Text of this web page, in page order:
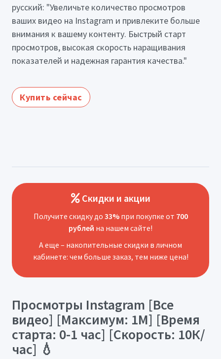
русский: "Увеличьте количество просмотров
ваших видео на Instagram и привлеките больше
внимания к вашему контенту. Быстрый старт
просмотров, высокая скорость наращивания
показателей и надежная гарантия качества."
Купить сейчас
Скидки и акции
Получите скидку до 33%при покупке от 700
рублей на нашем сайте!
А еще – накопительные скидки в личном
кабинете: чем больше заказ, тем ниже цена!
Просмотры Instagram [Все
видео] [Максимум: 1М] [Время
старта: 0-1 час] [Скорость: 10К/
час] 💧